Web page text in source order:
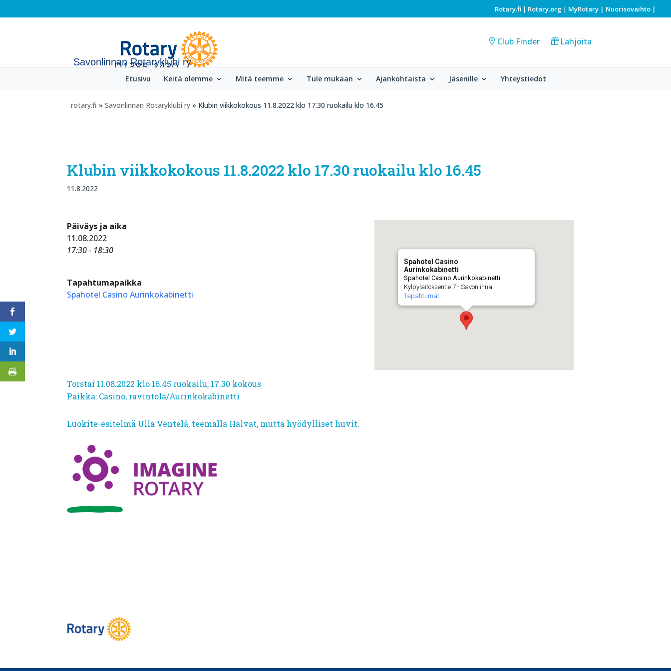
Rotary.fi | Rotary.org | MyRotary | Nuorisovaihto |
Savonlinnan Rotaryklubi ry
Club Finder Lahjoita
Etusivu Keitä olemme Mitä teemme Tule mukaan Ajankohtaista Jäsenille Yhteystiedot
rotary.fi » Savonlinnan Rotaryklubi ry » Klubin viikkokokous 11.8.2022 klo 17.30 ruokailu klo 16.45
Klubin viikkokokous 11.8.2022 klo 17.30 ruokailu klo 16.45
11.8.2022
Spahotel Casino
Aurinkokabinetti
Spahotel Casino Aurinkokabinetti
Kylpylaitoksentie 7 - Savonlinna
Tapahtumat
Päiväys ja aika
11.08.2022
17:30 - 18:30
Tapahtumapaikka
Spahotel Casino Aurinkokabinetti
Torstai 11.08.2022 klo 16.45 ruokailu, 17.30 kokous
Paikka: Casino, ravintola/Aurinkokabinetti
Luokite-esitelmä Ulla Ventelä, teemalla Halvat, mutta hyödylliset huvit.